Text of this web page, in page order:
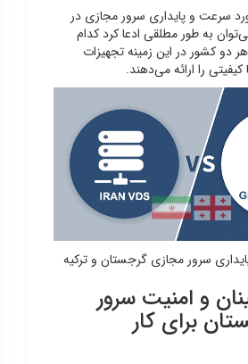
سرعت و پایداری سرور مجازی در
به طور مطلقی ادعا کرد کدام
دو کشور در این زمینه تجهیزات
را ارائه می‌دهند.
سرور مجازی گرجستان و ترکیه
و امنیت سرور
برای کار